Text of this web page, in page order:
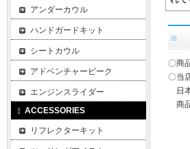
〇商
〇当
日
商
アンダーカウル
ハンドガードキット
シートカウル
アドベンチャービーク
エンジンスライダー
ACCESSORIES
リフレクターキット